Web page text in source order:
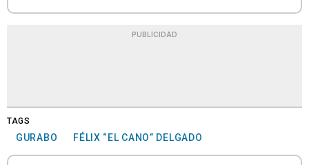
PUBLICIDAD
TAGS
GURABO FÉLIX “EL CANO” DELGADO